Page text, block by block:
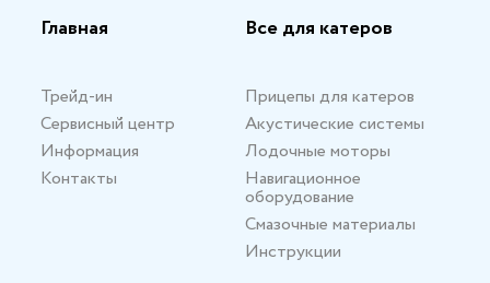
Главная
Трейд-ин
Сервисный центр
Информация
Контакты
Все для катеров
Прицепы для катеров
Акустические системы
Лодочные моторы
Навигационное
оборудование
Смазочные материалы
Инструкции